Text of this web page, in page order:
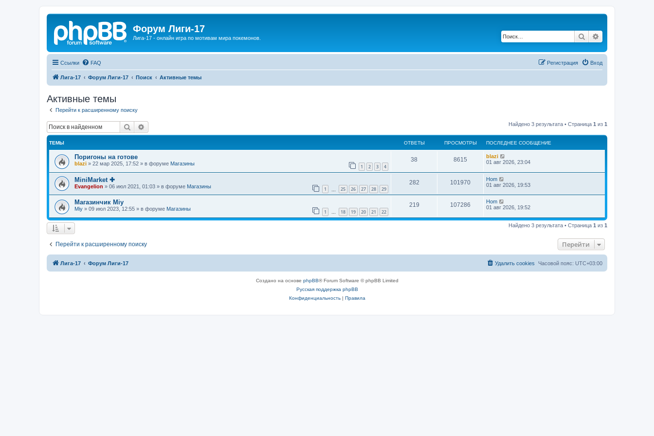
Форум Лиги-17
Лига-17 - онлайн игра по мотивам мира покемонов. Поиск
Ссылки FAQ Вход
Регистрация
Лига-17 Форум Лиги-17 Поиск Активные темы
Активные темы
Перейти к расширенному поиску
Поиск Найдено 3 результата • Страница 1 из 1
ТЕМЫ ОТВЕТЫ ПРОСМОТРЫ ПОСЛЕДНЕЕ СООБЩЕНИЕ
Поригоны на готове
blazi » 22 мар 2025, 17:52 » в форуме Магазины 1 2 3 4
38 8615
blazi
01 авг 2026, 23:04
MiniMarket ✚
Evangelion » 06 июл 2021, 01:03 » в форуме Магазины 1 25 26 27 28 29
282 101970
Hom
01 авг 2026, 19:53
Магазинчик Miy
Miy » 09 июл 2023, 12:55 » в форуме Магазины 1 … 18 19 20 21 22
219 107286
Hom
01 авг 2026, 19:52
Найдено 3 результата • Страница 1 из 1
Перейти к расширенному поиску Перейти
Лига-17 Форум Лиги-17 Часовой пояс: UTC+03:00
Удалить cookies
Создано на основе phpBB® Forum Software © phpBB Limited
Русская поддержка phpBB
Конфиденциальность| Правила